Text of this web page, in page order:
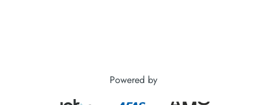
Powered by